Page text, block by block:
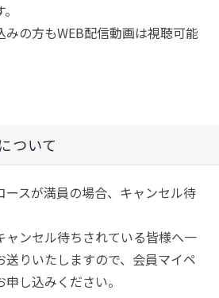
の方もWEB配信動画は視聴可能
ついて
ースが満員の場合、キャンセル待
ャンセル待ちされている皆様へ一
送りいたしますので、会員マイペ
し込みください。